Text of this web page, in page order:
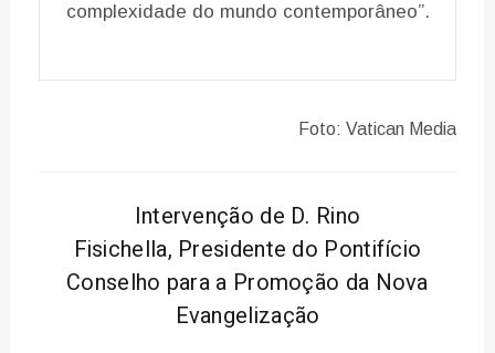
complexidade do mundo contemporâneo”.
Foto: Vatican Media
Intervenção de D. Rino
Fisichella, Presidente do Pontifício
Conselho para a Promoção da Nova
Evangelização